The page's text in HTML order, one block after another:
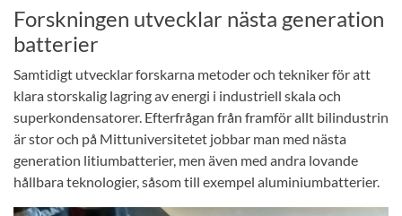
Forskningen utvecklar nästa generation
batterier
Samtidigt utvecklar forskarna metoder och tekniker för att
klara storskalig lagring av energi i industriell skala och
superkondensatorer. Efterfrågan från framför allt bilindustrin
är stor och på Mittuniversitetet jobbar man med nästa
generation litiumbatterier, men även med andra lovande
hållbara teknologier, såsom till exempel aluminiumbatterier.